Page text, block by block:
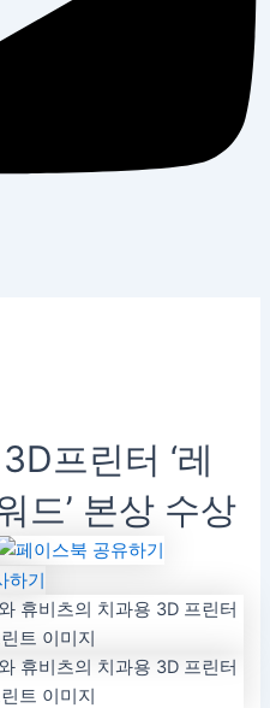
프린터 ‘레
드’ 본상 수상